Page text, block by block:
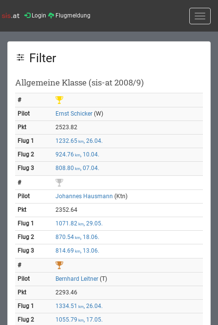
Login Flugmeldung
Toggle
Filter
Allgemeine Klasse (sis-at 2008/9)
Ernst Schicker (W)
2523.82
1232.65 km, 26.04.
924.76 km, 10.04.
808.80 km, 07.04.
Johannes Hausmann (Ktn)
2352.64
1071.82 km, 29.05.
870.54 km, 18.06.
814.69 km, 13.06.
Bernhard Leitner (T)
2293.46
1334.51 km, 26.04.
1055.79 km, 17.05.